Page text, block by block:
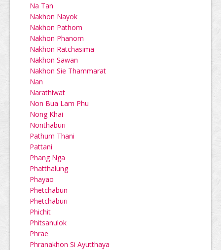
Na Tan
Nakhon Nayok
Nakhon Pathom
Nakhon Phanom
Nakhon Ratchasima
Nakhon Sawan
Nakhon Sie Thammarat
Nan
Narathiwat
Non Bua Lam Phu
Nong Khai
Nonthaburi
Pathum Thani
Pattani
Phang Nga
Phatthalung
Phayao
Phetchabun
Phetchaburi
Phichit
Phitsanulok
Phrae
Phranakhon Si Ayutthaya